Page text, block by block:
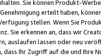
Sie können Produkt-
erteilt haben,
stellen. Wenn Sie
Sie erkennen an, dass wir
auslaufen lassen oder neu
Ihr Zugriff auf die und Ihre